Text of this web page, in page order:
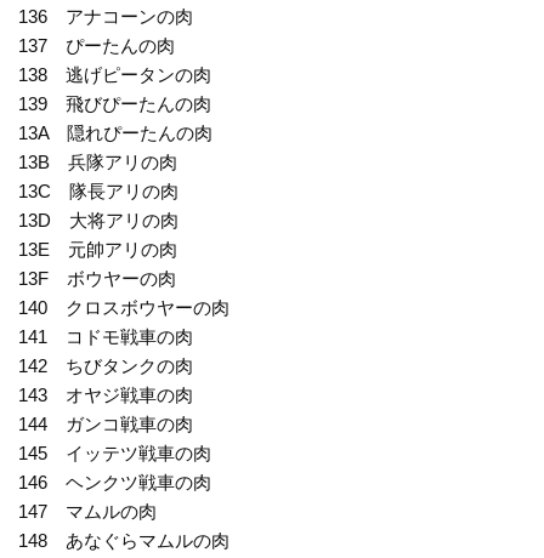
136 アナコーンの肉
137 ぴーたんの肉
138 逃げピータンの肉
139 飛びぴーたんの肉
13A 隠れぴーたんの肉
13B 兵隊アリの肉
13C 隊長アリの肉
13D 大将アリの肉
13E 元帥アリの肉
13F ボウヤーの肉
140 クロスボウヤーの肉
141 コドモ戦車の肉
142 ちびタンクの肉
143 オヤジ戦車の肉
144 ガンコ戦車の肉
145 イッテツ戦車の肉
146 ヘンクツ戦車の肉
147 マムルの肉
148 あなぐらマムルの肉